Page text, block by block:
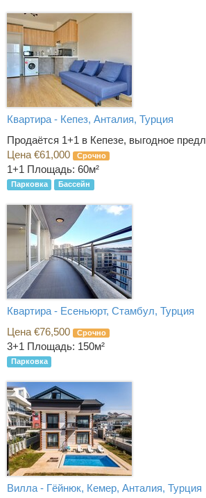
Квартира - Кепез, Анталия, Турция
Продаётся 1+1 в Кепезе, выгодное
Цена €61,000
Срочно
1+1 Площадь: 60м²
Парковка Бассейн
Квартира - Есеньюрт, Стамбул, Турция
Цена €76,500
Срочно
3+1 Площадь: 150м²
Парковка
Вилла - Гёйнюк, Кемер, Анталия, Турция